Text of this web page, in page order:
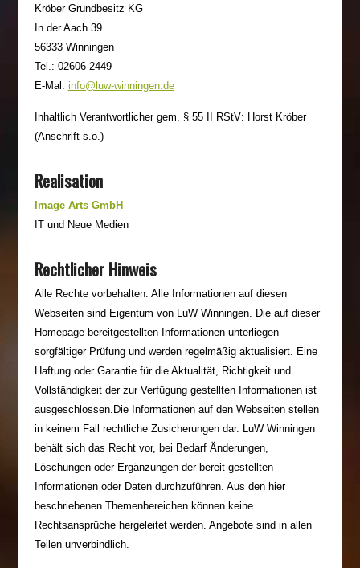
Kröber Grundbesitz KG
In der Aach 39
56333 Winningen
Tel.: 02606-2449
E-Mal: info@luw-winningen.de
Inhaltlich Verantwortlicher gem. § 55 II RStV: Horst Kröber
(Anschrift s.o.)
Realisation
Image Arts GmbH
IT und Neue Medien
Rechtlicher Hinweis
Alle Rechte vorbehalten. Alle Informationen auf diesen
Webseiten sind Eigentum von LuW Winningen. Die auf dieser
Homepage bereitgestellten Informationen unterliegen
sorgfältiger Prüfung und werden regelmäßig aktualisiert. Eine
Haftung oder Garantie für die Aktualität, Richtigkeit und
Vollständigkeit der zur Verfügung gestellten Informationen ist
ausgeschlossen.Die Informationen auf den Webseiten stellen
in keinem Fall rechtliche Zusicherungen dar. LuW Winningen
behält sich das Recht vor, bei Bedarf Änderungen,
Löschungen oder Ergänzungen der bereit gestellten
Informationen oder Daten durchzuführen. Aus den hier
beschriebenen Themenbereichen können keine
Rechtsansprüche hergeleitet werden. Angebote sind in allen
Teilen unverbindlich.